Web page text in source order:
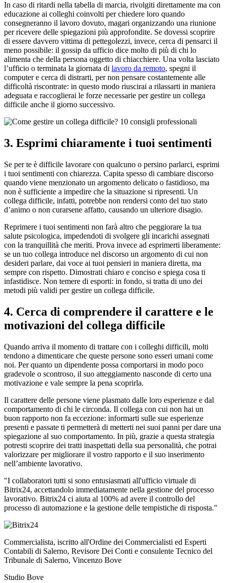
In caso di ritardi nella tabella di marcia, rivolgiti direttamente ma con
educazione ai colleghi coinvolti per chiedere loro quando
consegneranno il lavoro dovuto, magari organizzando una riunione
per ricevere delle spiegazioni più approfondite. Se dovessi scoprire
di essere davvero vittima di pettegolezzi, invece, cerca di pensarci il
meno possibile: il gossip da ufficio dice molto di più di chi lo
alimenta che della persona oggetto di chiacchiere. Una volta lasciato
l’ufficio o terminata la giornata di lavoro da remoto, spegni il
computer e cerca di distrarti, per non pensare costantemente alle
difficoltà riscontrate: in questo modo riuscirai a rilassarti in maniera
adeguata e raccoglierai le forze necessarie per gestire un collega
difficile anche il giorno successivo.
3. Esprimi chiaramente i tuoi sentimenti
Se per te è difficile lavorare con qualcuno o persino parlarci, esprimi
i tuoi sentimenti con chiarezza. Capita spesso di cambiare discorso
quando viene menzionato un argomento delicato o fastidioso, ma
non è sufficiente a impedire che la situazione si ripresenti. Un
collega difficile, infatti, potrebbe non rendersi conto del tuo stato
d’animo o non curarsene affatto, causando un ulteriore disagio.
Reprimere i tuoi sentimenti non farà altro che peggiorare la tua
salute psicologica, impedendoti di svolgere gli incarichi assegnati
con la tranquillità che meriti. Prova invece ad esprimerti liberamente:
se un tuo collega introduce nel discorso un argomento di cui non
desideri parlare, dai voce ai tuoi pensieri in maniera diretta, ma
sempre con rispetto. Dimostrati chiaro e conciso e spiega cosa ti
infastidisce. Non temere di esporti: in fondo, si tratta di uno dei
metodi più validi per gestire un collega difficile.
4. Cerca di comprendere il carattere e le
motivazioni del collega difficile
Quando arriva il momento di trattare con i colleghi difficili, molti
tendono a dimenticare che queste persone sono esseri umani come
noi. Per quanto un dipendente possa comportarsi in modo poco
gradevole o scontroso, il suo atteggiamento nasconde di certo una
motivazione e vale sempre la pena scoprirla.
Il carattere delle persone viene plasmato dalle loro esperienze e dal
comportamento di chi le circonda. Il collega con cui non hai un
buon rapporto non fa eccezione: informarti sulle sue esperienze
presenti e passate ti permetterà di metterti nei suoi panni per dare una
spiegazione al suo comportamento. In più, grazie a questa strategia
potresti scoprire dei tratti inaspettati della sua personalità, che potrai
valorizzare per migliorare il vostro rapporto e il suo inserimento
nell’ambiente lavorativo.
"I collaboratori tutti si sono entusiasmati all'ufficio virtuale di
Bitrix24, accettandolo immediatamente nella gestione del processo
lavorativo. Bitrix24 ci aiuta al 100% ad avere il controllo del
processo di automazione e la gestione delle tempistiche di risposta."
Commercialista, iscritto all'Ordine dei Commercialisti ed Esperti
Contabili di Salerno, Revisore Dei Conti e consulente Tecnico del
Tribunale di Salerno, Vincenzo Bove
Studio Bove